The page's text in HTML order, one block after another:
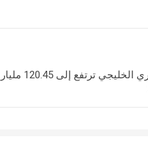
ودائع عملاء البنك المصري الخليجي ترتفع إلى 120.45 مليار